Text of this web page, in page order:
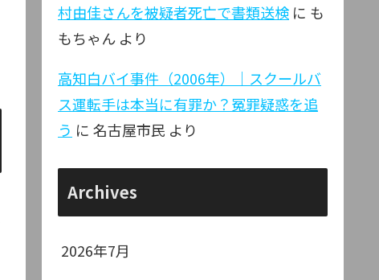
村由佳さんを被疑者死亡で書類送検 に も
もちゃん より
高知白バイ事件（2006年）｜スクールバ
ス運転手は本当に有罪か？冤罪疑惑を追
う に 名古屋市民 より
Archives
2026年7月